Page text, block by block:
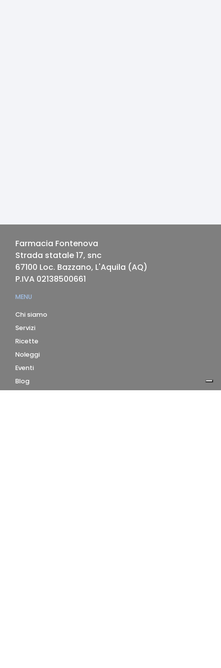
Farmacia Fontenova
Strada statale 17, snc
67100 Loc. Bazzano, L'Aquila (AQ)
P.IVA 02138500661
MENU
Chi siamo
Servizi
Ricette
Noleggi
Eventi
Blog